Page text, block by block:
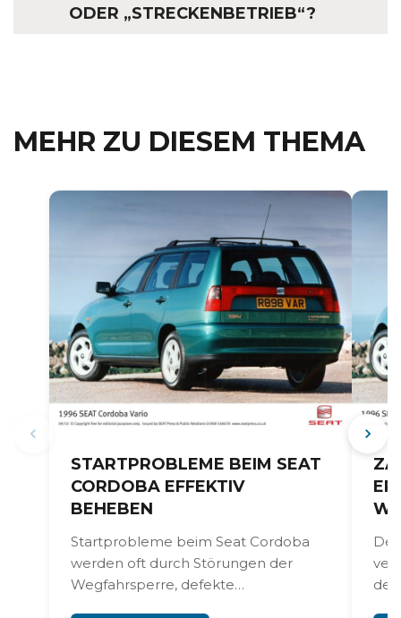
ODER „STRECKENBETRIEB“?
MEHR ZU DIESEM THEMA
STARTPROBLEME BEIM SEAT
CORDOBA EFFEKTIV
BEHEBEN
Startprobleme beim Seat Cordoba
werden oft durch Störungen der
Wegfahrsperre, defekte